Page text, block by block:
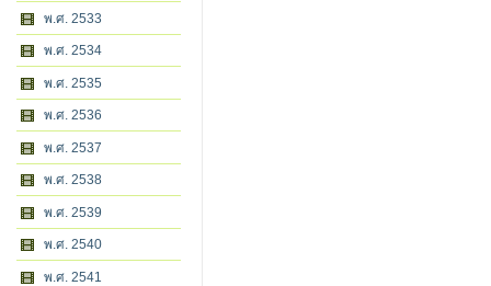
พ.ศ. 2533
พ.ศ. 2534
พ.ศ. 2535
พ.ศ. 2536
พ.ศ. 2537
พ.ศ. 2538
พ.ศ. 2539
พ.ศ. 2540
พ.ศ. 2541